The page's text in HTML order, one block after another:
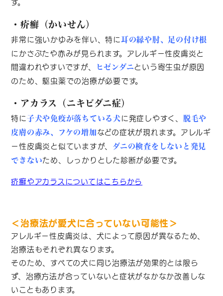
・疥癬（かいせん）
非常に強いかゆみを伴い、特に耳の縁や肘、足の付け根
にかさぶたや赤みが見られます。アレルギー性皮膚炎と
間違われやすいですが、
ヒゼンダニという寄生虫が原因
のため、駆虫薬での治療が必要です。
・アカラス（ニキビダニ症）
特に子犬や免疫が落ちている犬に発症しやすく、
脱毛や
皮膚の赤み、フケの増加などの症状が現れます。アレルギ
ー性皮膚炎と似ていますが、
ダニの検査をしないと発見
できないため、しっかりとした診断が必要です。
疥癬やアカラスについてはこちらから
＜治療法が愛犬に合っていない可能性＞
アレルギー性皮膚炎は、犬によって原因が異なるため、
治療法もそれぞれ異なります。
そのため、すべての犬に同じ治療法が効果的とは限ら
ず、治療方法が合っていないと症状がなかなか改善しな
いこともあります。